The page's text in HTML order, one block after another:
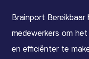
Brainport Bereikbaar
medewerkers om
en efficiënter te